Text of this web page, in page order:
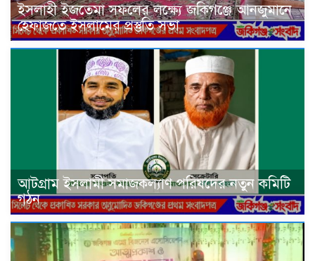
ইসলাহী ইজতেমা সফলের লক্ষ্যে জকিগঞ্জে আনজুমানে
হেফাজতে ইসলামের প্রস্তুতি সভা
আটগ্রাম ইসলামী সমাজকল্যাণ পরিষদের নতুন কমিটি
গঠন